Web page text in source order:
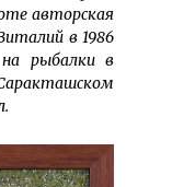
авторская
в 1986
рыбалки в